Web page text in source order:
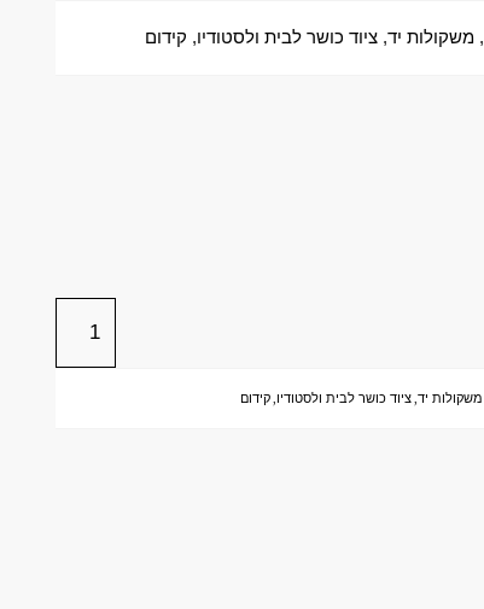
,משקולות יד,ציוד כושר לבית ולסטודיו, קידום
משקולות יד,ציוד כושר לבית ולסטודיו,קידום